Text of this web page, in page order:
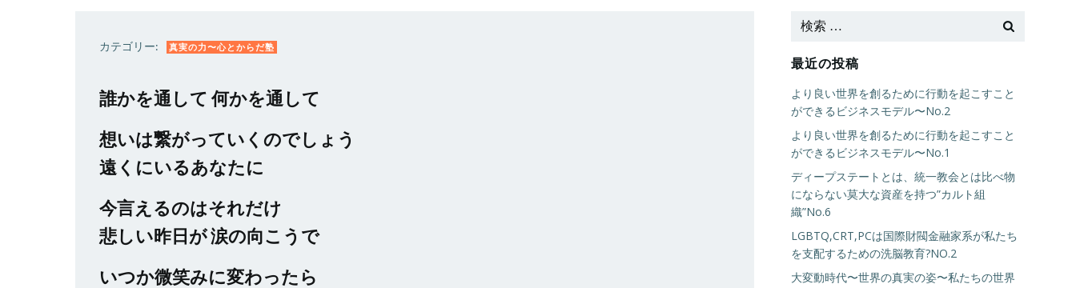
カテゴリー: 真実の力〜心とからだ塾
誰かを通して 何かを通して
想いは繋がっていくのでしょう
遠くにいるあなたに
今言えるのはそれだけ
悲しい昨日が 涙の向こうで
いつか微笑みに変わったら
最近の投稿
より良い世界を創るために行動を起こすこと
ができるビジネスモデル〜No.2
より良い世界を創るために行動を起こすこと
ができるビジネスモデル〜No.1
ディープステートとは、統一教会とは比べ物
にならない莫大な資産を持つ”カルト組
織”No.6
LGBTQ,CRT,PCは国際財閥金融家系が私たち
を支配するための洗脳教育?NO.2
大変動時代〜世界の真実の姿〜私たちの世界